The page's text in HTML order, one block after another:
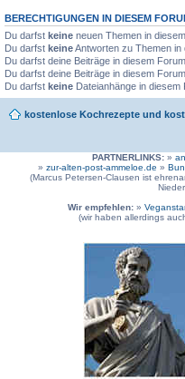
BERECHTIGUNGEN IN DIESEM
Du darfst keine neuen Themen in
Du darfst keineAntworten zu Themen in
Du darfst deine Beiträge in diesem Forum
Du darfst deine Beiträge in diesem Forum
Du darfst keine Dateianhänge in diesem
kostenlose Kochrezepte und
PARTNERLINKS:»
» zur-alten-post-ammeloe.de »
(Marcus Petersen-Clausen ist
Wir empfehlen: »
(wir haben allerdings